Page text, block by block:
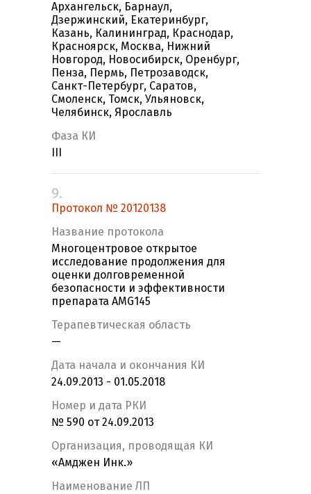
Архангельск, Барнаул,
Дзержинский, Екатеринбург,
Казань, Калининград, Краснодар,
Красноярск, Москва, Нижний
Новгород, Новосибирск, Оренбург,
Пенза, Пермь, Петрозаводск,
Санкт-Петербург, Саратов,
Смоленск, Томск, Ульяновск,
Челябинск, Ярославль
Фаза КИ
9.
Протокол № 20120138
Название протокола
Многоцентровое открытое
исследование продолжения для
оценки долговременной
безопасности и эффективности
препарата AMG145
Терапевтическая область
—
Дата начала и окончания КИ
24.09.2013 - 01.05.2018
Номер и дата РКИ
№ 590 от 24.09.2013
Организация, проводящая КИ
«Амджен Инк.»
Наименование ЛП